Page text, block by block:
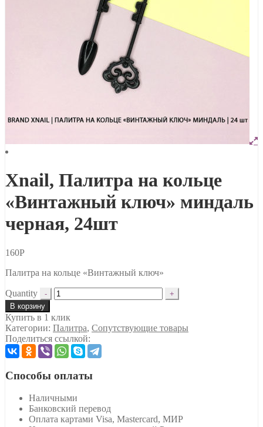
Xnail, Палитра на кольце
«Винтажный ключ» миндаль
черная, 24шт
160Р
Палитра на кольце «Винтажный ключ»
Quantity
В корзину
Купить в 1 клик
Категории: Палитра, Сопутствующие товары
Поделиться ссылкой:
Способы оплаты
Наличными
Банковский перевод
Оплата картами Visa, Mastercard, МИР